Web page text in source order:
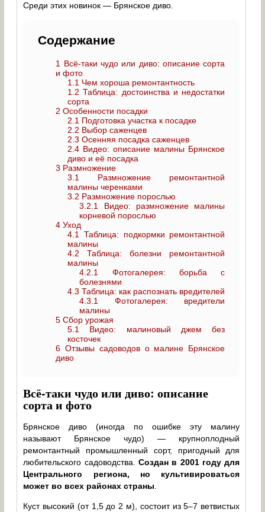
Среди этих новинок — Брянское диво.
Содержание
1
Всё-таки чудо или диво: описание сорта
и фото
1.1 Чем хороша ремонтантность
1.2 Таблица: достоинства и недостатки
сорта
2 Особенности посадки
2.1 Подготовка участка к посадке
2.2 Выбор саженцев
2.3 Осенняя посадка саженцев
2.4 Видео: описание малины Брянское
диво и её посадка
3 Размножение
3.1
Размножение ремонтантной
малины черенками
3.2 Размножение порослью
3.2.1
Видео: размножение малины
корневой порослью
4 Уход
4.1
Таблица: подкормки ремонтантной
малины
4.2 Таблица: болезни ремонтантной
малины
4.2.1
Фотогалерея: борьба с
болезнями
4.3 Таблица: как распознать вредителей
4.3.1
Фотогалерея: вредители
малины
5 Сбор урожая
5.1
Видео: малиновый джем без
косточек
6 Отзывы садоводов о малине Брянское
диво
Всё-таки чудо или диво: описание
сорта и фото
Брянское диво (иногда по ошибке эту малину
называют Брянское чудо) — крупноплодный
ремонтантный промышленный сорт, пригодный для
любительского садоводства. Создан в 2001 году для
Центрального региона, но культивироваться
может во всех районах страны
Куст высокий (от 1,5 до 2 м), состоит из 5–7 ветвистых